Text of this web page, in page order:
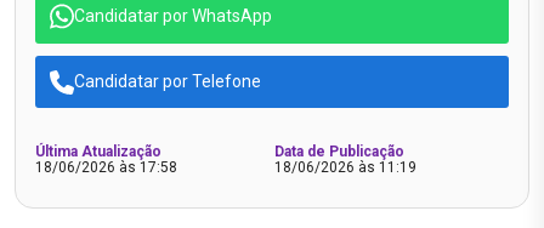
Candidatar por WhatsApp
Candidatar por Telefone
Última Atualização
18/06/2026 às 17:58
Data de Publicação
18/06/2026 às 11:19